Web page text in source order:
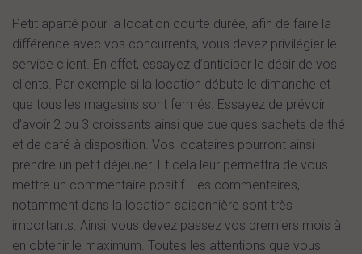
Petit aparté pour la location courte durée, afin de faire la
différence avec vos concurrents, vous devez privilégier le
service client. En effet, essayez d’anticiper le désir de vos
clients. Par exemple si la location débute le dimanche et
que tous les magasins sont fermés. Essayez de prévoir
d’avoir 2 ou 3 croissants ainsi que quelques sachets de thé
et de café à disposition. Vos locataires pourront ainsi
prendre un petit déjeuner. Et cela leur permettra de vous
mettre un commentaire positif. Les commentaires,
notamment dans la location saisonnière sont très
importants. Ainsi, vous devez passez vos premiers mois à
en obtenir le maximum. Toutes les attentions que vous